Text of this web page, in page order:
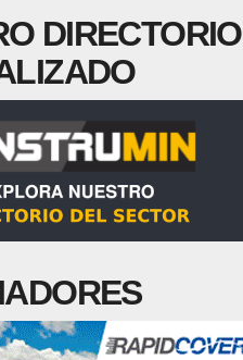
DIRECTORIO